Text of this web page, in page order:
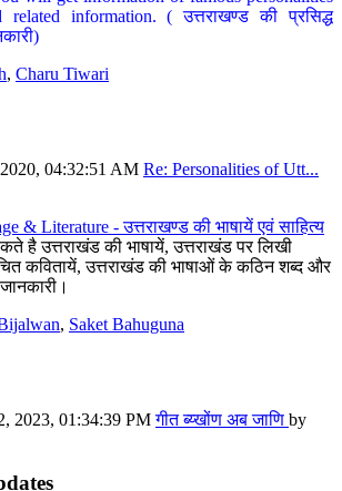
information. ( उत्तराखण्ड की प्रसिद्ध
, Charu Tiwari
04:32:51 AM Re: Personalities of Utt...
& Literature - उत्तराखण्ड की भाषायें एवं साहित्य
है उत्तराखंड की भाषायें, उत्तराखंड पर लिखी
कवितायें, उत्तराखंड की भाषाओं के कठिन शब्द और
, Saket Bahuguna
2023, 01:34:39 PMगीत ब्य्खोंण अब जाणि by